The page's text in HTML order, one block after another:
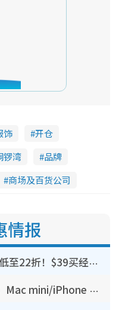
饰
开仓
锣湾
品牌
商场及百货公司
情报
GU优惠｜手袋突发减价低至22折！$39买经典波士顿包/饺子包！饰物同步减价$29起！
丰泽优惠劲减低至44折！Mac mini/iPhone 17 Pro大减价！厨房家电$220起